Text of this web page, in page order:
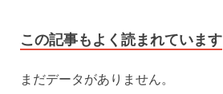
この記事もよく読まれています
まだデータがありません。